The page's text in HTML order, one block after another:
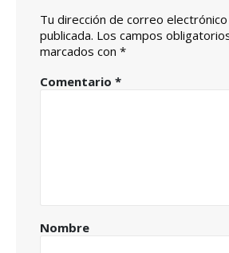
Tu dirección de correo
publicada. Los campos
marcados con *
Comentario *
Nombre